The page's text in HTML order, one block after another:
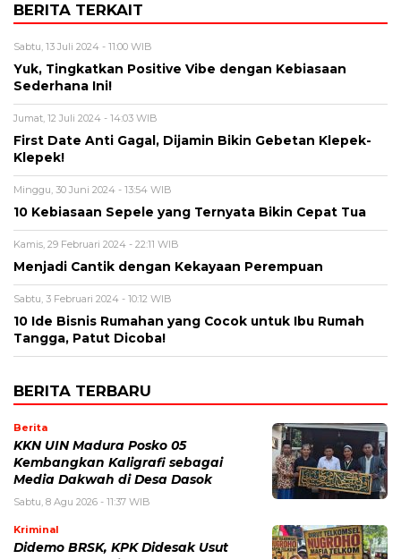
BERITA TERKAIT
Sabtu, 13 Juli 2024 - 11:00 WIB
Yuk, Tingkatkan Positive Vibe dengan Kebiasaan
Sederhana Ini!
Jumat, 12 Juli 2024 - 14:03 WIB
First Date Anti Gagal, Dijamin Bikin Gebetan Klepek-
Klepek!
Minggu, 30 Juni 2024 - 13:54 WIB
10 Kebiasaan Sepele yang Ternyata Bikin Cepat Tua
Kamis, 29 Februari 2024 - 22:11 WIB
Menjadi Cantik dengan Kekayaan Perempuan
Sabtu, 3 Februari 2024 - 10:12 WIB
10 Ide Bisnis Rumahan yang Cocok untuk Ibu Rumah
Tangga, Patut Dicoba!
BERITA TERBARU
Berita
KKN UIN Madura Posko 05
Kembangkan Kaligrafi sebagai
Media Dakwah di Desa Dasok
Sabtu, 8 Agu 2026 - 11:37 WIB
Kriminal
Didemo BRSK, KPK Didesak Usut